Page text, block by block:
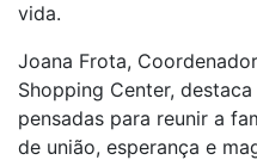
vida.
Joana Frota,
Shopping Center,
pensadas para reunir a
de união, esperança e